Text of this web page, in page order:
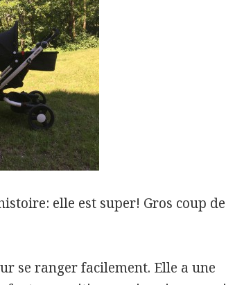
elle est super! Gros coup de
se ranger facilement. Elle a une